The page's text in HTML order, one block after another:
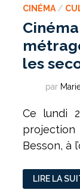
CINÉMA /
les
par
Ce lundi
Besson, à
CINÉMA :
LES
MATINS
LIRE LA